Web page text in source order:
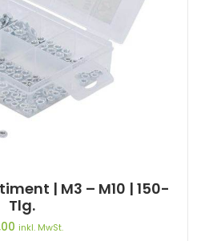
| M3 – M10 | 150-
Tlg.
inkl. MwSt.